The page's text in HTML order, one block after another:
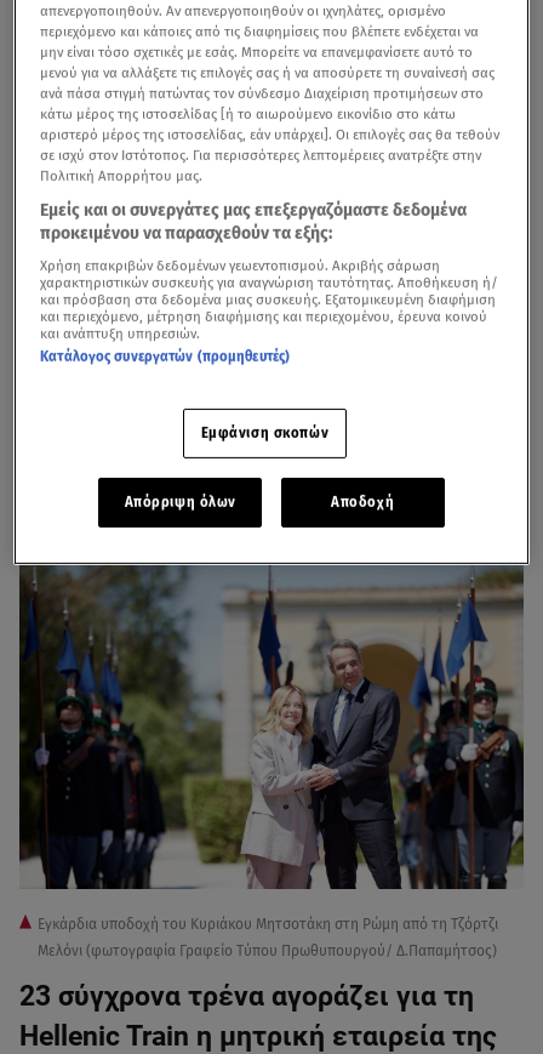
Οριστικοποιήθηκαν oi συμφωνίες στα πεδία της
ενέργειας και των επενδύσεων στις σιδηροδρομικές
μεταφορές κατά το σημερινό 2ο Ανώτατο Συμβούλιο
Συνεργασίας Ελλάδας - Ιταλίας, που συνεδρίασε στη
Ρώμη.
Κυριάκου Μητσοτάκη
βρέθηκαν επίσης στο επίκεντρο η συνεργασία των δύο
χωρών στους τομείς της Ανταγωνιστικότητας, της
Άμυνας και της Μετανάστευσης.
Εγκάρδια υποδοχή του Κυριάκου Μητσοτάκη στη Ρώμη από τη Τζόρτζι
Μελόνι (φωτογραφία Γραφείο Τύπου Πρωθυπουργού/ Δ.Παπαμήτσος)
23 σύγχρονα τρένα αγοράζει για τη
Hellenic Train η μητρική εταιρεία της
απενεργοποιηθούν. Αν απενεργοποιηθούν οι ιχνηλάτες, ορισμένο
περιεχόμενο και κάποιες από τις διαφημίσεις που βλέπετε ενδέχεται να
μην είναι τόσο σχετικές με εσάς. Μπορείτε να επανεμφανίσετε αυτό το
μενού για να αλλάξετε τις επιλογές σας ή να αποσύρετε τη συναίνεσή σας
ανά πάσα στιγμή πατώντας τον σύνδεσμο Διαχείριση προτιμήσεων στο
κάτω μέρος της ιστοσελίδας [ή το αιωρούμενο εικονίδιο στο κάτω
αριστερό μέρος της ιστοσελίδας, εάν υπάρχει]. Οι επιλογές σας θα τεθούν
σε ισχύ στον Ιστότοπος. Για περισσότερες λεπτομέρειες ανατρέξτε στην
Πολιτική Απορρήτου μας.
Εμείς και οι συνεργάτες μας επεξεργαζόμαστε δεδομένα
προκειμένου να παρασχεθούν τα εξής:
Χρήση επακριβών δεδομένων γεωεντοπισμού. Ακριβής σάρωση
χαρακτηριστικών συσκευής για αναγνώριση ταυτότητας. Αποθήκευση ή/
και πρόσβαση στα δεδομένα μιας συσκευής. Εξατομικευμένη διαφήμιση
και περιεχόμενο, μέτρηση διαφήμισης και περιεχομένου, έρευνα κοινού
και ανάπτυξη υπηρεσιών.
Κατάλογος συνεργατών (προμηθευτές)
Εμφάνιση σκοπών
Απόρριψη όλων Αποδοχή